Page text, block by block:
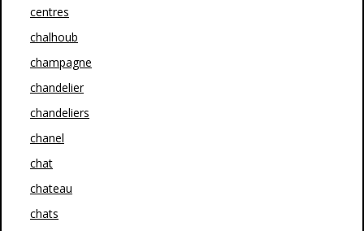
centres
chalhoub
champagne
chandelier
chandeliers
chanel
chat
chateau
chats